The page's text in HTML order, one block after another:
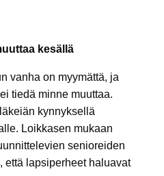
kesällä
vanha on myymättä, ja
tiedä minne muuttaa.
kynnyksellä
Loikkasen mukaan
senioreiden
että lapsiperheet haluavat